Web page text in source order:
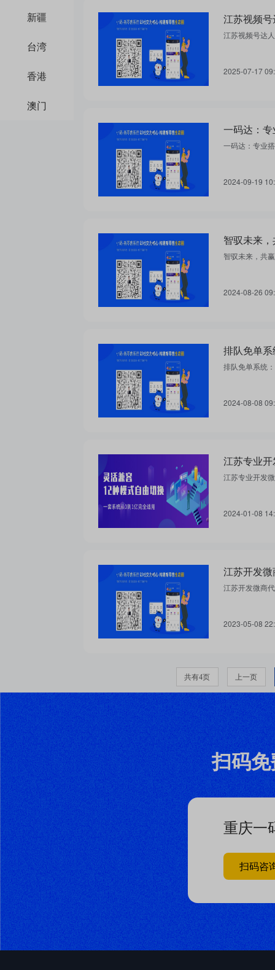
新疆
台湾
香港
澳门
江苏视频
江苏视频号达
2025-07-17
一码达：专业
2024-09-19
智驭未来
智驭未来，共
2024-08-26
排队免单
排队免单系统
2024-08-08
江苏专业
江苏专业开发
2024-01-08
江苏开发微商
2023-05-08
共有4页 上一页
扫码
重庆一
扫码咨